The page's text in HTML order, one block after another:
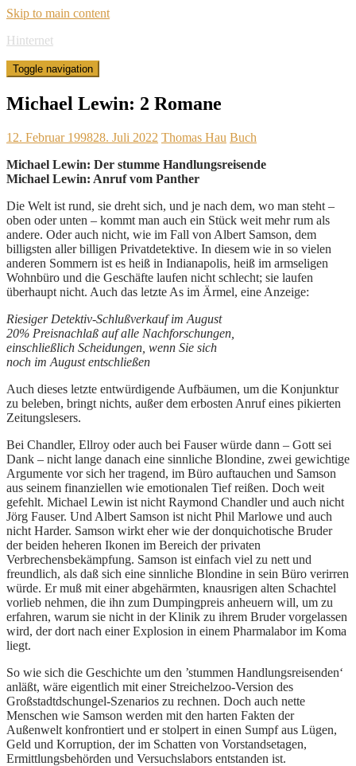
Skip to main content
Hinternet
Toggle navigation
Michael Lewin: 2 Romane
12. Februar 199828. Juli 2022 Thomas Hau Buch
Michael Lewin: Der stumme Handlungsreisende
Michael Lewin: Anruf vom Panther
Die Welt ist rund, sie dreht sich, und je nach dem, wo man steht –
oben oder unten – kommt man auch ein Stück weit mehr rum als
andere. Oder auch nicht, wie im Fall von Albert Samson, dem
billigsten aller billigen Privatdetektive. In diesem wie in so vielen
anderen Sommern ist es heiß in Indianapolis, heiß im armseligen
Wohnbüro und die Geschäfte laufen nicht schlecht; sie laufen
überhaupt nicht. Auch das letzte As im Ärmel, eine Anzeige:
Riesiger Detektiv-Schlußverkauf im August
20% Preisnachlaß auf alle Nachforschungen,
einschließlich Scheidungen, wenn Sie sich
noch im August entschließen
Auch dieses letzte entwürdigende Aufbäumen, um die Konjunktur
zu beleben, bringt nichts, außer dem erbosten Anruf eines pikierten
Zeitungslesers.
Bei Chandler, Ellroy oder auch bei Fauser würde dann – Gott sei
Dank – nicht lange danach eine sinnliche Blondine, zwei gewichtige
Argumente vor sich her tragend, im Büro auftauchen und Samson
aus seinem finanziellen wie emotionalen Tief reißen. Doch weit
gefehlt. Michael Lewin ist nicht Raymond Chandler und auch nicht
Jörg Fauser. Und Albert Samson ist nicht Phil Marlowe und auch
nicht Harder. Samson wirkt eher wie der donquichotische Bruder
der beiden heheren Ikonen im Bereich der privaten
Verbrechensbekämpfung. Samson ist einfach viel zu nett und
freundlich, als daß sich eine sinnliche Blondine in sein Büro verirren
würde. Er muß mit einer abgehärmten, knausrigen alten Schachtel
vorlieb nehmen, die ihn zum Dumpingpreis anheuern will, um zu
erfahren, warum sie nicht in der Klinik zu ihrem Bruder vorgelassen
wird, der dort nach einer Explosion in einem Pharmalabor im Koma
liegt.
So wie sich die Geschichte um den ’stummen Handlungsreisenden‘
anläßt, wäre eigentlich mit einer Streichelzoo-Version des
Großstadtdschungel-Szenarios zu rechnen. Doch auch nette
Menschen wie Samson werden mit den harten Fakten der
Außenwelt konfrontiert und er stolpert in einen Sumpf aus Lügen,
Geld und Korruption, der im Schatten von Vorstandsetagen,
Ermittlungsbehörden und Versuchslabors entstanden ist.